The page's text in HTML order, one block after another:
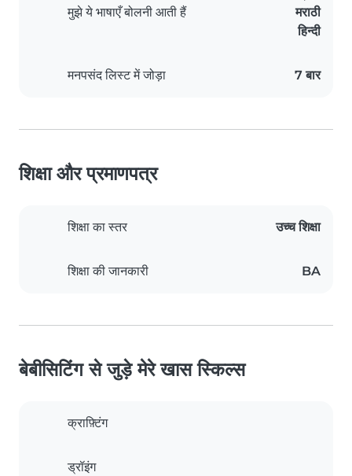
मुझे ये भाषाएँ बोलनी आती हैं
मराठी
हिन्दी
मनपसंद लिस्ट में जोड़ा 7 बार
शिक्षा और प्रमाणपत्र
शिक्षा का स्तर उच्च शिक्षा
शिक्षा की जानकारी BA
बेबीसिटिंग से जुड़े मेरे खास स्किल्स
क्राफ़्टिंग
ड्रॉइंग